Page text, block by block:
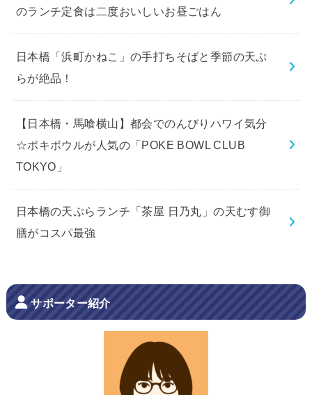
のランチ定食は二度おいしいお昼ごはん
日本橋「浜町かねこ」の手打ちそばと季節の天ぷ
らが絶品！
【日本橋・馬喰横山】都会でのんびりハワイ気分
☆ポキボウルが人気の「POKE BOWL CLUB
TOKYO」
日本橋の天ぷらランチ「茶屋 日乃丸」の天むす御
膳がコスパ最強
サポーター紹介